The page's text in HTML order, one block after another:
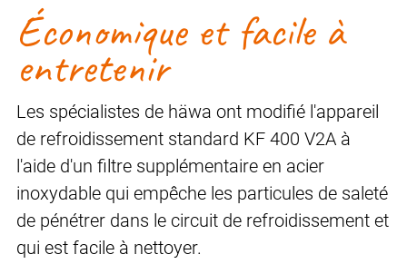
Économique et facile à
entretenir
Les spécialistes de häwa ont modifié l'appareil
de refroidissement standard KF 400 V2A à
l'aide d'un filtre supplémentaire en acier
inoxydable qui empêche les particules de saleté
de pénétrer dans le circuit de refroidissement et
qui est facile à nettoyer.